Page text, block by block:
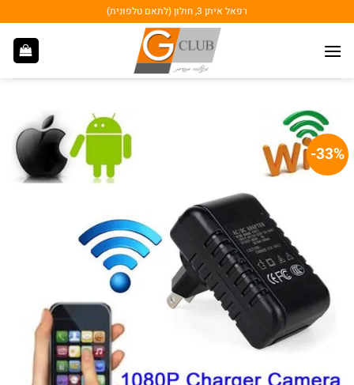
to
content
רפאל איתן 3, חולון (לתאם טלפונית)
33%-